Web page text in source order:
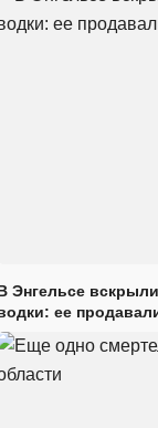
Энгельсе
ее